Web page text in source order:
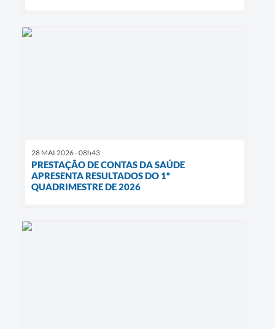
28 MAI 2026 - 08h43
PRESTAÇÃO DE CONTAS DA SAÚDE
APRESENTA RESULTADOS DO 1º
QUADRIMESTRE DE 2026